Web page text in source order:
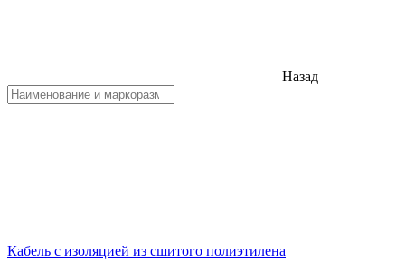
Назад
Кабель с изоляцией из сшитого полиэтилена